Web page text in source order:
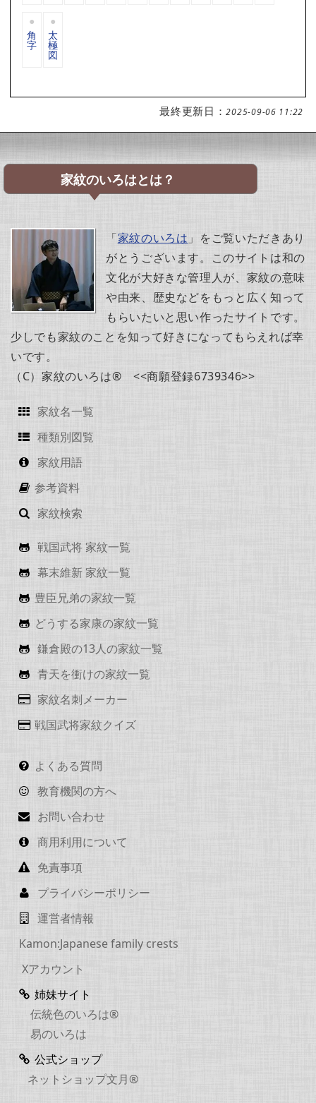
角
字
太
極
図
最終更新日：2025-09-06 11:22
家紋のいろはとは？
「家紋のいろは 」をご覧いただきあり
がとうございます。このサイトは和の
文化が大好きな管理人が、家紋の意味
や由来、歴史などをもっと広く知って
もらいたいと思い作ったサイトです。
少しでも家紋のことを知って好きになってもらえれば幸
いです。
（C）家紋のいろは® <<商願登録6739346>>
家紋名一覧
種類別図覧
家紋用語
参考資料
家紋検索
戦国武将 家紋一覧
幕末維新 家紋一覧
豊臣兄弟の家紋一覧
どうする家康の家紋一覧
鎌倉殿の13人の家紋一覧
青天を衝けの家紋一覧
家紋名刺メーカー
戦国武将家紋クイズ
よくある質問
教育機関の方へ
お問い合わせ
商用利用について
免責事項
プライバシーポリシー
運営者情報
Kamon:Japanese family crests
Xアカウント
姉妹サイト
伝統色のいろは®
易のいろは
公式ショップ
ネットショップ文月®